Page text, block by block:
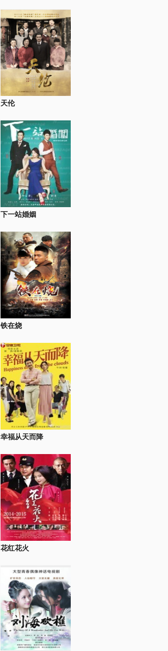
天伦
下一站婚姻
铁在烧
幸福从天而降
花红花火